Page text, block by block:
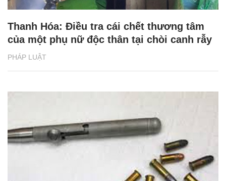
PHÁP LUẬT
Thanh Hóa: Điều tra cái chết thương tâm
của một phụ nữ độc thân tại chòi canh rẫy